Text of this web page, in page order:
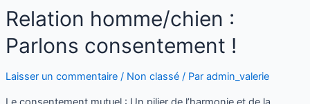
Relation homme/chien :
Parlons consentement !
Laisser un commentaire / Non classé/ Par admin_valerie